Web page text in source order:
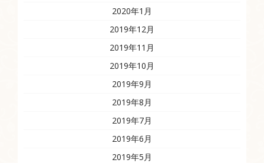
2020年1月
2019年12月
2019年11月
2019年10月
2019年9月
2019年8月
2019年7月
2019年6月
2019年5月